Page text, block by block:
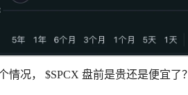
情况， $SPCX 盘前是贵还是便宜了？